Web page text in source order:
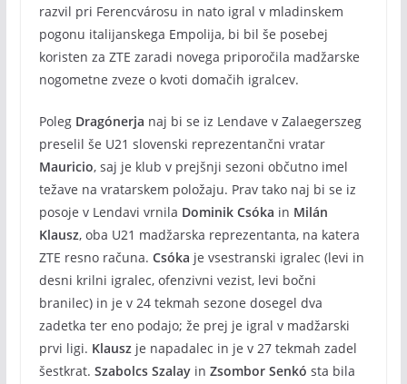
razvil pri Ferencvárosu in nato igral v mladinskem
pogonu italijanskega Empolija, bi bil še posebej
koristen za ZTE zaradi novega priporočila madžarske
nogometne zveze o kvoti domačih igralcev.
Poleg Dragónerja naj bi se iz Lendave v Zalaegerszeg
preselil še U21 slovenski reprezentančni vratar
Mauricio, saj je klub v prejšnji sezoni občutno imel
težave na vratarskem položaju. Prav tako naj bi se iz
posoje v Lendavi vrnila Dominik Csóka in Milán
Klausz, oba U21 madžarska reprezentanta, na katera
ZTE resno računa. Csóka je vsestranski igralec (levi in
desni krilni igralec, ofenzivni vezist, levi bočni
branilec) in je v 24 tekmah sezone dosegel dva
zadetka ter eno podajo; že prej je igral v madžarski
prvi ligi. Klauszje napadalec in je v 27 tekmah zadel
šestkrat. Szabolcs Szalayin Zsombor Senkó sta bila